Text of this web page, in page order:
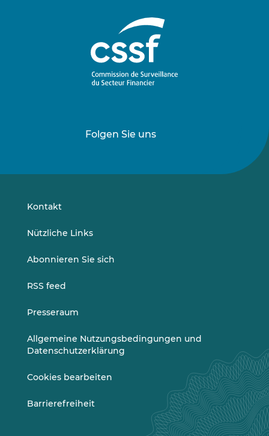
Folgen Sie uns
uns
uns
Kontakt
Nützliche Links
Abonnieren Sie sich
RSS feed
Presseraum
Allgemeine Nutzungsbedingungen und
Datenschutzerklärung
Cookies bearbeiten
Barrierefreiheit